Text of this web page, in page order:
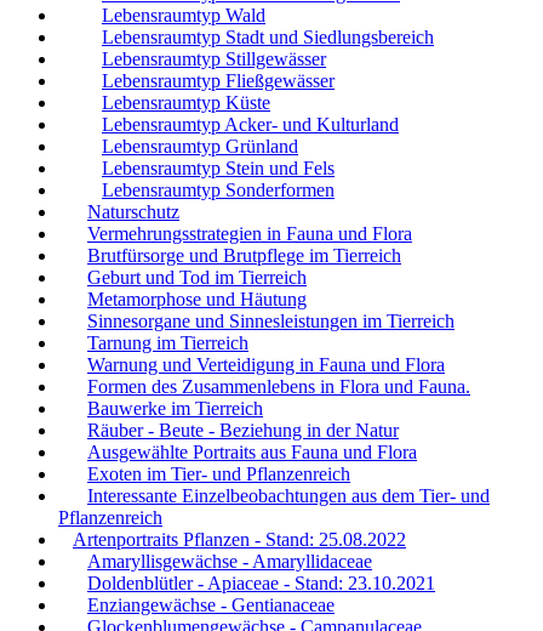
Lebensraumtyp Wald
Lebensraumtyp Stadt und Siedlungsbereich
Lebensraumtyp Stillgewässer
Lebensraumtyp Fließgewässer
Lebensraumtyp Küste
Lebensraumtyp Acker- und Kulturland
Lebensraumtyp Grünland
Lebensraumtyp Stein und Fels
Lebensraumtyp Sonderformen
Naturschutz
Vermehrungsstrategien in Fauna und Flora
Brutfürsorge und Brutpflege im Tierreich
Geburt und Tod im Tierreich
Metamorphose und Häutung
Sinnesorgane und Sinnesleistungen im Tierreich
Tarnung im Tierreich
Warnung und Verteidigung in Fauna und Flora
Formen des Zusammenlebens in Flora und Fauna.
Bauwerke im Tierreich
Räuber - Beute - Beziehung in der Natur
Ausgewählte Portraits aus Fauna und Flora
Exoten im Tier- und Pflanzenreich
Interessante Einzelbeobachtungen aus dem Tier- und
Pflanzenreich
Artenportraits Pflanzen - Stand: 25.08.2022
Amaryllisgewächse - Amaryllidaceae
Doldenblütler - Apiaceae - Stand: 23.10.2021
Enziangewächse - Gentianaceae